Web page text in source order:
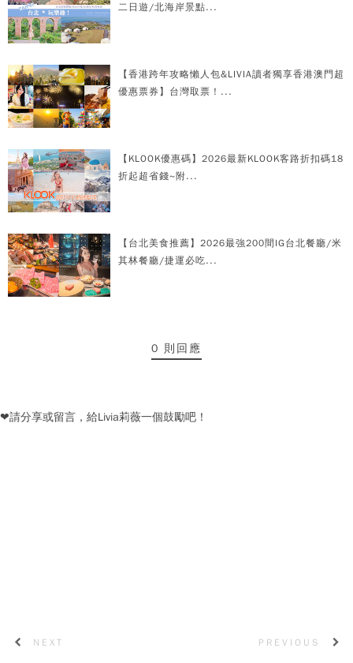
二日遊/北海岸景點...
【香港跨年攻略懶人包&LIVIA讀者獨享香港澳門超
優惠票券】台灣取票！...
【KLOOK優惠碼】2026最新KLOOK客路折扣碼18
折起超省錢~附...
【台北美食推薦】2026最強200間IG台北餐廳/米
其林餐廳/捷運必吃...
0 則回應
❤請分享或留言，給Livia莉薇一個鼓勵吧！
NEXT PREVIOUS